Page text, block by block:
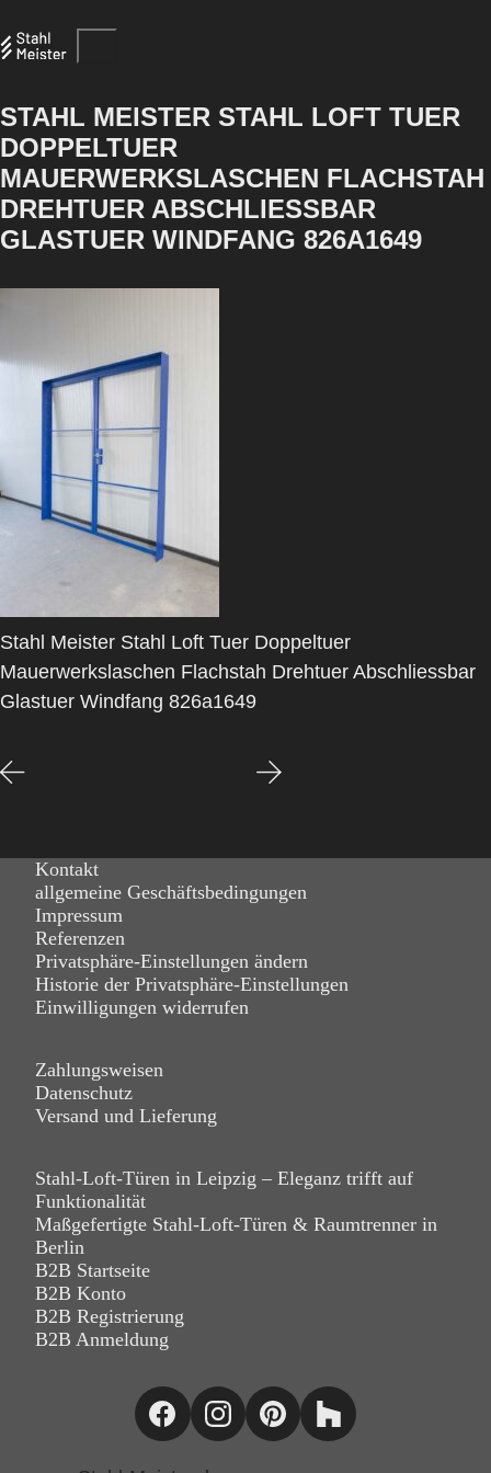
STAHL MEISTER STAHL LOFT TUER
DOPPELTUER
MAUERWERKSLASCHEN FLACHSTAH
DREHTUER ABSCHLIESSBAR
GLASTUER WINDFANG 826A1649
Stahl Meister Stahl Loft Tuer Doppeltuer
Mauerwerkslaschen Flachstah Drehtuer Abschliessbar
Glastuer Windfang 826a1649
Kontakt
allgemeine Geschäftsbedingungen
Impressum
Referenzen
Privatsphäre-Einstellungen ändern
Historie der Privatsphäre-Einstellungen
Einwilligungen widerrufen
Zahlungsweisen
Datenschutz
Versand und Lieferung
Stahl-Loft-Türen in Leipzig – Eleganz trifft auf
Funktionalität
Maßgefertigte Stahl-Loft-Türen & Raumtrenner in
Berlin
B2B Startseite
B2B Konto
B2B Registrierung
B2B Anmeldung